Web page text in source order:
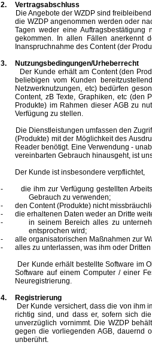
2.
Vertragsabschluss
Die Angebote der WZDP sind freibleibend.
die WZDP angenommen werden oder
Tagen weder eine
gekommen. In allen Fällen anerkennt
Inanspruchnahme des Content (der
3.
Nutzungsbedingungen/Urheberrecht
Der Kunde erhält am Content (den
beliebigen vom Kunden
Netzwerknutzungen, etc) bedürfen
Content, zB Texte, Graphiken, etc (den
Produkte) im Rahmen dieser AGB zu
Verfügung zu stellen.
Die Dienstleistungen umfassen den Zugriff
(Produkte) mit der Möglichkeit des
Reader benötigt. Eine Verwendung -
vereinbarten Gebrauch hinausgeht, ist
Der Kunde ist insbesondere verpflichtet,
-
die ihm zur Verfügung gestellten
Gebrauch zu verwenden;
-
den Content (Produkte) nicht
-
die erhaltenen Daten weder an Dritte
-
in seinem Bereich alles zu
entsprochen wird;
-
alle organisatorischen Maßnahmen zur
-
alles zu unterlassen, was ihm oder
Der Kunde erhält bestellte Software im
Software auf einem Computer / einer
Neuregistrierung.
4.
Registrierung
Der Kunde versichert, dass die von ihm
richtig sind, und dass er, sofern sich
unverzüglich vornimmt. Die WZDP
gegen die vorliegenden AGB, dauernd
unberührt.